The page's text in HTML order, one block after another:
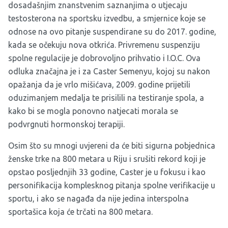
dosadašnjim znanstvenim saznanjima o utjecaju
testosterona na sportsku izvedbu, a smjernice koje se
odnose na ovo pitanje suspendirane su do 2017. godine,
kada se očekuju nova otkrića. Privremenu suspenziju
spolne regulacije je dobrovoljno prihvatio i I.O.C. Ova
odluka značajna je i za Caster Semenyu, kojoj su nakon
opažanja da je vrlo mišićava, 2009. godine prijetili
oduzimanjem medalja te prisilili na testiranje spola, a
kako bi se mogla ponovno natjecati morala se
podvrgnuti hormonskoj terapiji.
Osim što su mnogi uvjereni da će biti sigurna pobjednica
ženske trke na 800 metara u Riju i srušiti rekord koji je
opstao posljednjih 33 godine, Caster je u fokusu i kao
personifikacija komplesknog pitanja spolne verifikacije u
sportu, i ako se nagađa da nije jedina interspolna
sportašica koja će trčati na 800 metara.